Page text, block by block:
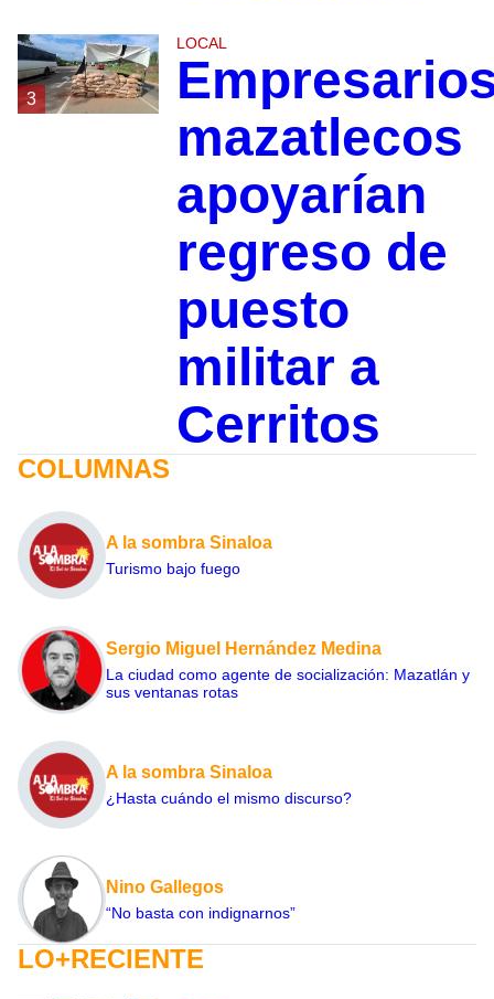
3
LOCAL
mazatlecos
apoyarían
regreso de
puesto
militar a
Cerritos
COLUMNAS
A la sombra Sinaloa
Turismo bajo fuego
Sergio Miguel Hernández Medina
La ciudad como agente de socialización: Mazatlán y
sus ventanas rotas
A la sombra Sinaloa
¿Hasta cuándo el mismo discurso?
Nino Gallegos
“No basta con indignarnos”
LO+RECIENTE